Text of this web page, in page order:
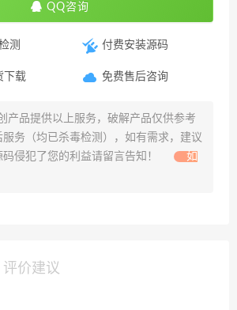
QQ咨询
测
下载
付费安装源码
免费售后咨询
产品提供以上服务，破解产品仅供参考
务（均已杀毒检测），如有需求，建议
侵犯了您的利益请留言告知！
如
评价建议